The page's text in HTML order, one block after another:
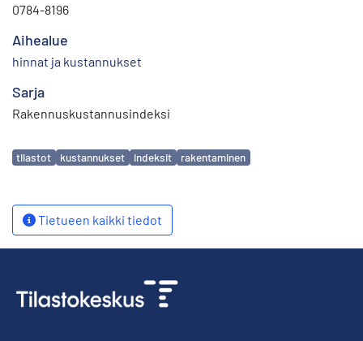
0784-8196
Aihealue
hinnat ja kustannukset
Sarja
Rakennuskustannusindeksi
Avainsanat
tilastot kustannukset indeksit rakentaminen
Tietueen kaikki tiedot